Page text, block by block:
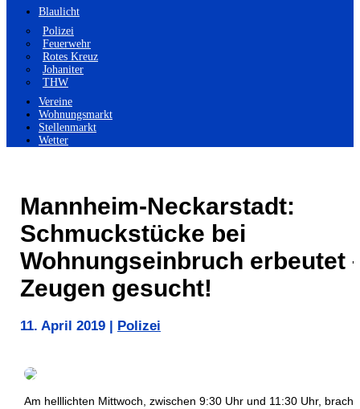
Blaulicht
Polizei
Feuerwehr
Rotes Kreuz
Johaniter
THW
Vereine
Wohnungsmarkt
Stellenmarkt
Wetter
Mannheim-Neckarstadt:
Schmuckstücke bei
Wohnungseinbruch erbeutet
Zeugen gesucht!
11. April 2019 Polizei
Am helllichten Mittwoch, zwischen 9:30 Uhr und 11:30 Uhr, brach